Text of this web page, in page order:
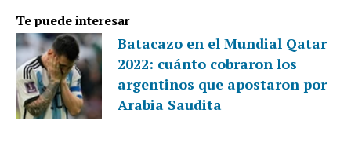
Te puede interesar
Batacazo en el Mundial Qatar
2022: cuánto cobraron los
argentinos que apostaron por
Arabia Saudita